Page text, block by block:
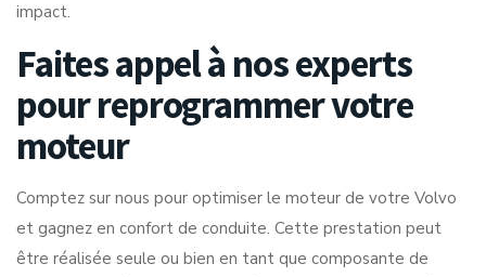
impact.
Faites appel à nos experts
pour reprogrammer votre
moteur
Comptez sur nous pour optimiser le moteur de votre Volvo
et gagnez en confort de conduite. Cette prestation peut
être réalisée seule ou bien en tant que composante de